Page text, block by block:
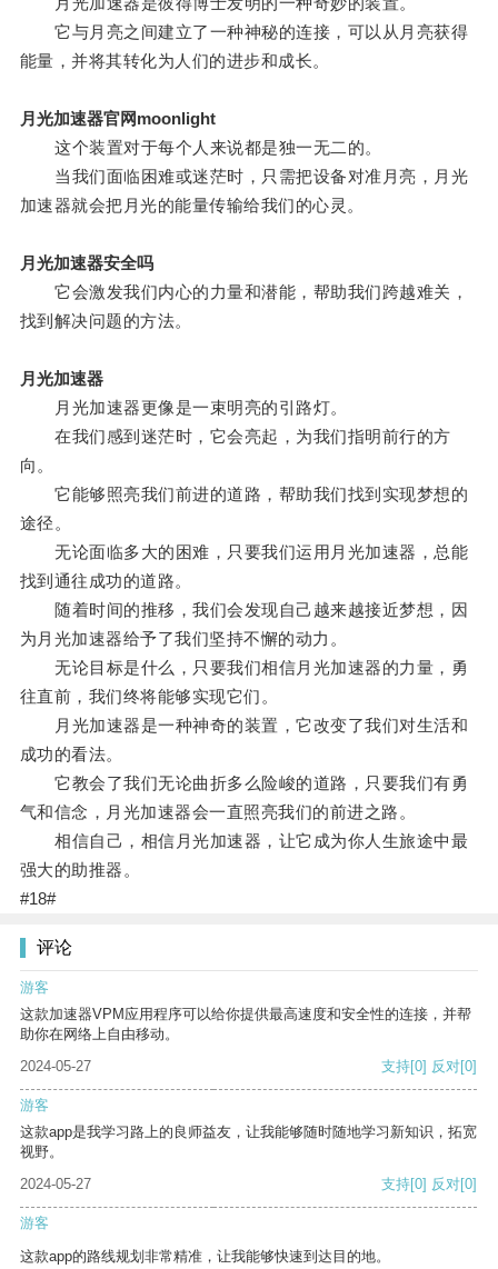
它与月亮之间建立了一种神秘的连接，可以从月亮获得
能量，并将其转化为人们的进步和成长。
月光加速器官网moonlight
这个装置对于每个人来说都是独一无二的。
当我们面临困难或迷茫时，只需把设备对准月亮，月光
加速器就会把月光的能量传输给我们的心灵。
月光加速器安全吗
它会激发我们内心的力量和潜能，帮助我们跨越难关，
找到解决问题的方法。
月光加速器
月光加速器更像是一束明亮的引路灯。
在我们感到迷茫时，它会亮起，为我们指明前行的方
向。
它能够照亮我们前进的道路，帮助我们找到实现梦想的
途径。
无论面临多大的困难，只要我们运用月光加速器，总能
找到通往成功的道路。
随着时间的推移，我们会发现自己越来越接近梦想，因
为月光加速器给予了我们坚持不懈的动力。
无论目标是什么，只要我们相信月光加速器的力量，勇
往直前，我们终将能够实现它们。
月光加速器是一种神奇的装置，它改变了我们对生活和
成功的看法。
它教会了我们无论曲折多么险峻的道路，只要我们有勇
气和信念，月光加速器会一直照亮我们的前进之路。
相信自己，相信月光加速器，让它成为你人生旅途中最
强大的助推器。
#18#
评论
游客
这款加速器VPM应用程序可以给你提供最高速度和安全性的连接，并帮
助你在网络上自由移动。
2024-05-27
支持[0] 反对[0]
游客
这款app是我学习路上的良师益友，让我能够随时随地学习新知识，拓宽
视野。
2024-05-27
支持[0] 反对[0]
游客
这款app的路线规划非常精准，让我能够快速到达目的地。